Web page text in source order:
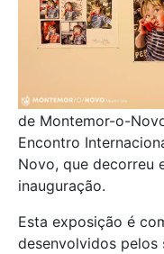
de Montemor-o-
Encontro
Novo, que decorreu
inauguração.
Esta exposição é
desenvolvidos